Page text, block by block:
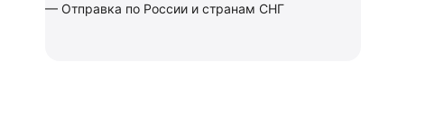
— Отправка по России и странам СНГ